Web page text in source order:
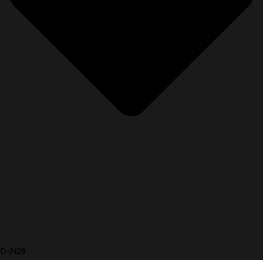
D-N28